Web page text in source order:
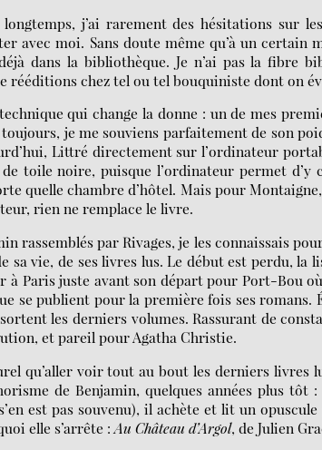
j’ai rarement des hésitations sur
avec moi. Sans doute même qu’à un certain
dans la bibliothèque. Je n’ai pas la fibre
rééditions chez tel ou tel bouquiniste dont on
qui change la donne : un de mes
je me souviens parfaitement de son
Littré directement sur l’ordinateur
toile noire, puisque l’ordinateur permet d’y
quelle chambre d’hôtel. Mais pour
rien ne remplace le livre.
rassemblés par Rivages, je les connaissais
sa vie, de ses livres lus. Le début est perdu, la
à Paris juste avant son départ pour Port-Bou
se publient pour la première fois ses romans.
les derniers volumes. Rassurant de
et pareil pour Agatha Christie.
qu’aller voir tout au bout les derniers livres
de Benjamin, quelques années plus
est pas souvenu), il achète et lit un
elle s’arrête :Au Château d’Argol, de Julien